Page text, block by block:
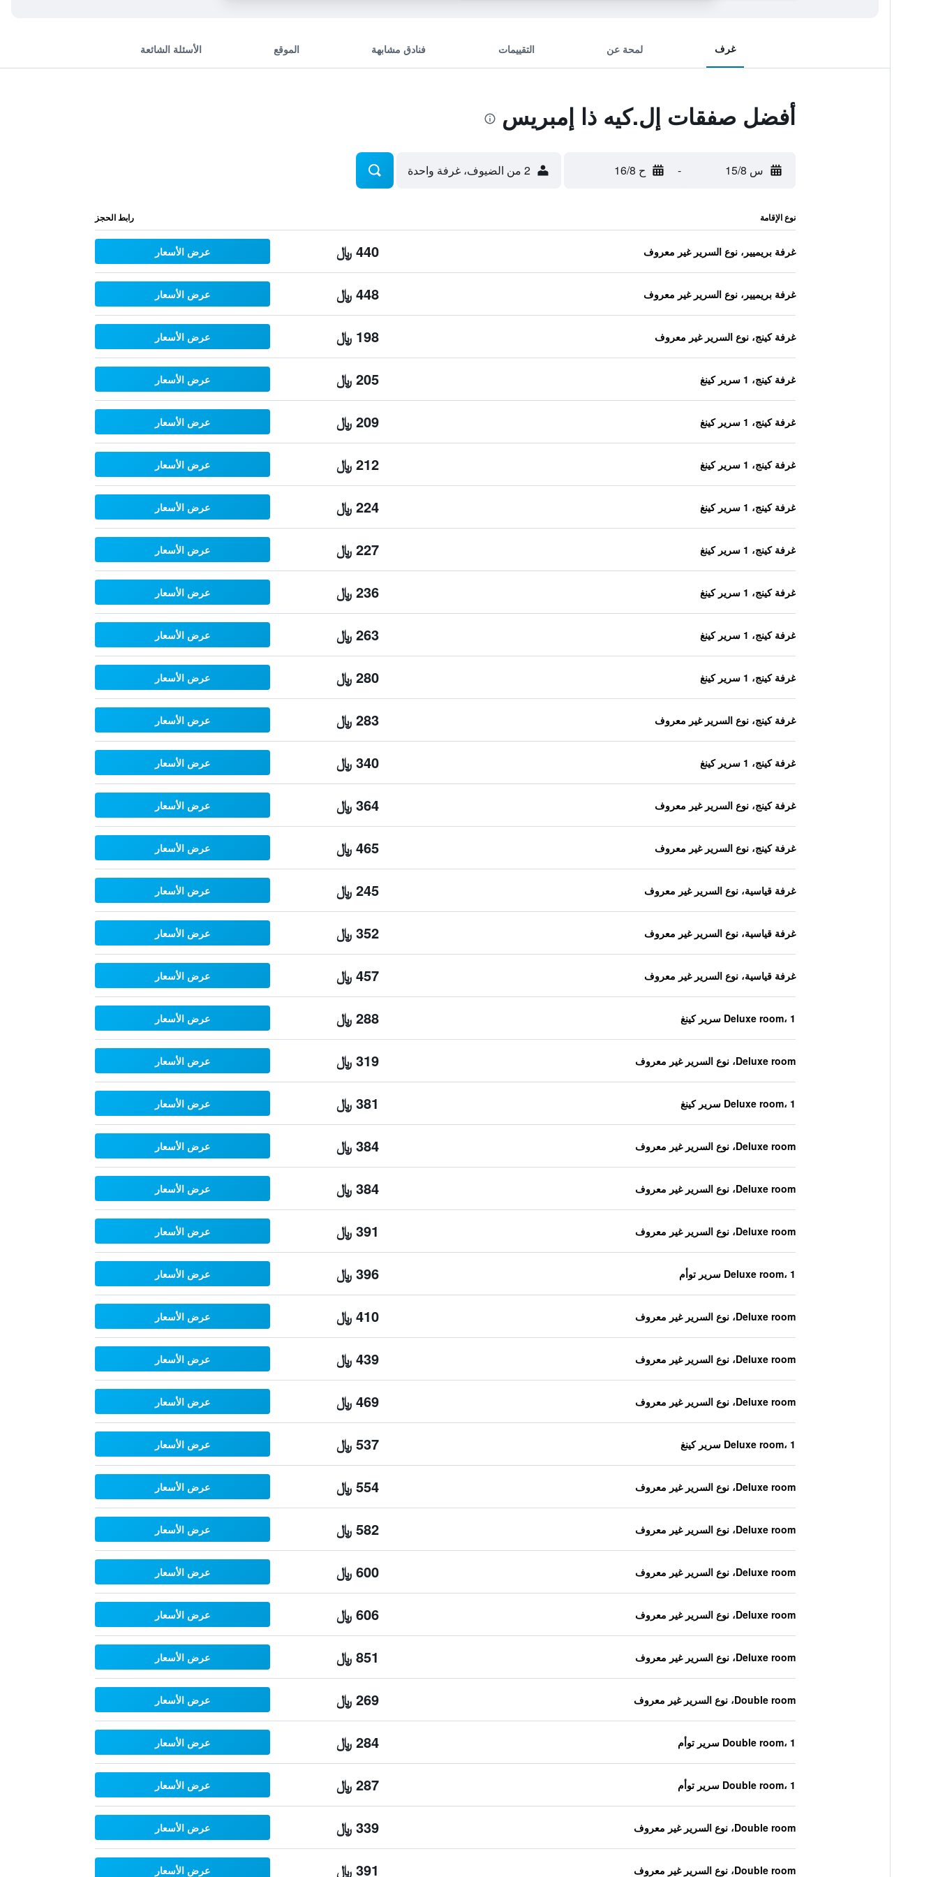
غرف لمحة عن التقييمات فنادق مشابهة الموقع الأسئلة الشائعة
أفضل صفقات إل.كيه ذا إمبريس
س 15/8 - ح 16/8 2 من الضيوف، غرفة واحدة
نوع الإقامة رابط الحجز
غرفة بريميير، نوع السرير غير معروف 440 ﷼ عرض الأسعار
غرفة بريميير، نوع السرير غير معروف 448 ﷼ عرض الأسعار
غرفة كينج، نوع السرير غير معروف 198 ﷼ عرض الأسعار
غرفة كينج، 1 سرير كينغ 205 ﷼ عرض الأسعار
غرفة كينج، 1 سرير كينغ 209 ﷼ عرض الأسعار
غرفة كينج، 1 سرير كينغ 212 ﷼ عرض الأسعار
غرفة كينج، 1 سرير كينغ 224 ﷼ عرض الأسعار
غرفة كينج، 1 سرير كينغ 227 ﷼ عرض الأسعار
غرفة كينج، 1 سرير كينغ 236 ﷼ عرض الأسعار
غرفة كينج، 1 سرير كينغ 263 ﷼ عرض الأسعار
غرفة كينج، 1 سرير كينغ 280 ﷼ عرض الأسعار
غرفة كينج، نوع السرير غير معروف 283 ﷼ عرض الأسعار
غرفة كينج، 1 سرير كينغ 340 ﷼ عرض الأسعار
غرفة كينج، نوع السرير غير معروف 364 ﷼ عرض الأسعار
غرفة كينج، نوع السرير غير معروف 465 ﷼ عرض الأسعار
غرفة قياسية، نوع السرير غير معروف 245 ﷼ عرض الأسعار
غرفة قياسية، نوع السرير غير معروف 352 ﷼ عرض الأسعار
غرفة قياسية، نوع السرير غير معروف 457 ﷼ عرض الأسعار
Deluxe room، 1 سرير كينغ 288 ﷼ عرض الأسعار
Deluxe room، نوع السرير غير معروف 319 ﷼ عرض الأسعار
Deluxe room، 1 سرير كينغ 381 ﷼ عرض الأسعار
Deluxe room، نوع السرير غير معروف 384 ﷼ عرض الأسعار
Deluxe room، نوع السرير غير معروف 384 ﷼ عرض الأسعار
Deluxe room، نوع السرير غير معروف 391 ﷼ عرض الأسعار
Deluxe room، 1 سرير توأم 396 ﷼ عرض الأسعار
Deluxe room، نوع السرير غير معروف 410 ﷼ عرض الأسعار
Deluxe room، نوع السرير غير معروف 439 ﷼ عرض الأسعار
Deluxe room، نوع السرير غير معروف 469 ﷼ عرض الأسعار
Deluxe room، 1 سرير كينغ 537 ﷼ عرض الأسعار
Deluxe room، نوع السرير غير معروف 554 ﷼ عرض الأسعار
Deluxe room، نوع السرير غير معروف 582 ﷼ عرض الأسعار
Deluxe room، نوع السرير غير معروف 600 ﷼ عرض الأسعار
Deluxe room، نوع السرير غير معروف 606 ﷼ عرض الأسعار
Deluxe room، نوع السرير غير معروف 851 ﷼ عرض الأسعار
Double room، نوع السرير غير معروف 269 ﷼ عرض الأسعار
Double room، 1 سرير توأم 284 ﷼ عرض الأسعار
Double room، 1 سرير توأم 287 ﷼ عرض الأسعار
Double room، نوع السرير غير معروف 339 ﷼ عرض الأسعار
Double room، نوع السرير غير معروف 391 ﷼ عرض الأسعار